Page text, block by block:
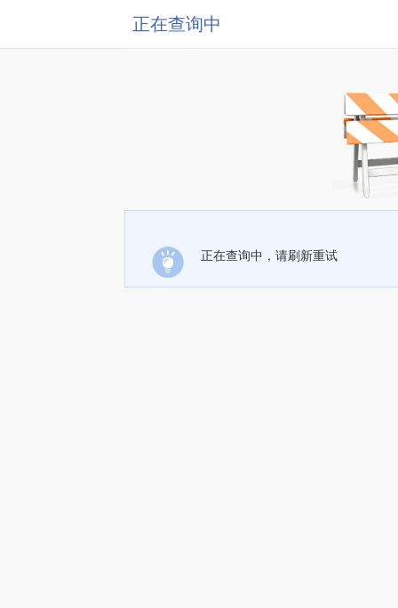
正在查询中
正在查询中，请刷新重试